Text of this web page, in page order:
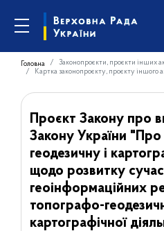
Головна Законопроєкти, проєкти інших
Картка законопроєкту, проєкту іншого
Проєкт Закону про
Закону України
геодезичну і
щодо розвитку
геоінформаційних
топографо-
картографічної